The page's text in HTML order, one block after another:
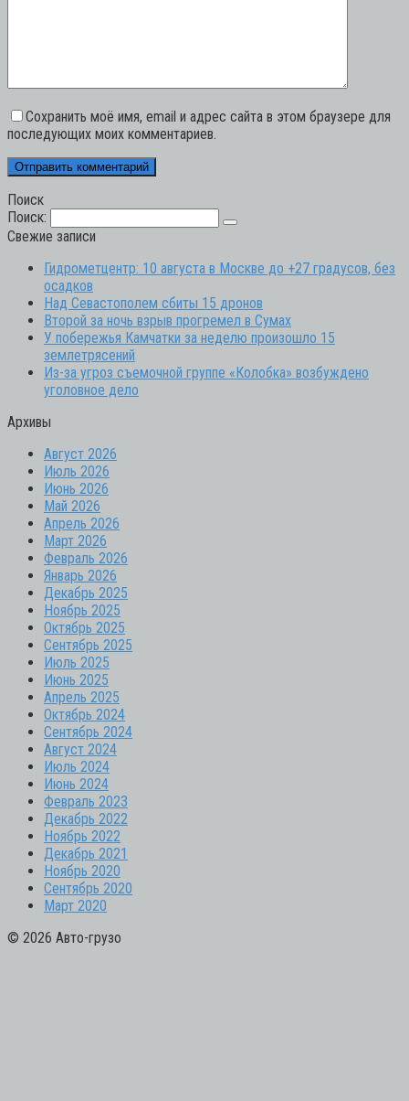
Сохранить моё имя, email и адрес сайта в этом браузере для
последующих моих комментариев.
Поиск
Поиск:
Свежие записи
Гидрометцентр: 10 августа в Москве до +27 градусов, без
осадков
Над Севастополем сбиты 15 дронов
Второй за ночь взрыв прогремел в Сумах
У побережья Камчатки за неделю произошло 15
землетрясений
Из-за угроз съемочной группе «Колобка» возбуждено
уголовное дело
Архивы
Август 2026
Июль 2026
Июнь 2026
Май 2026
Апрель 2026
Март 2026
Февраль 2026
Январь 2026
Декабрь 2025
Ноябрь 2025
Октябрь 2025
Сентябрь 2025
Июль 2025
Июнь 2025
Апрель 2025
Октябрь 2024
Сентябрь 2024
Август 2024
Июль 2024
Июнь 2024
Февраль 2023
Декабрь 2022
Ноябрь 2022
Декабрь 2021
Ноябрь 2020
Сентябрь 2020
Март 2020
© 2026 Авто-грузо